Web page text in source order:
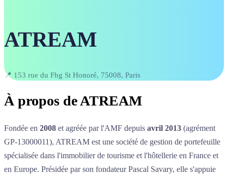
ATREAM
📍 153 rue du Fbg St Honoré, 75008, Paris
À propos deATREAM
Fondée en 2008 et agréée par l'AMF depuis avril 2013 (agrément
GP-13000011), ATREAM est une société de gestion de portefeuille
spécialisée dans l'immobilier de tourisme et l'hôtellerie en France et
en Europe. Présidée par son fondateur Pascal Savary, elle s'appuie